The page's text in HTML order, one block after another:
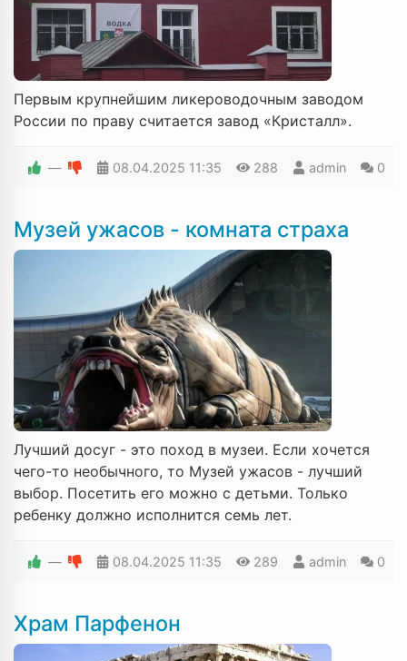
Первым крупнейшим ликероводочным заводом
России по праву считается завод «Кристалл».
— 08.04.2025 11:35 288 admin 0
Музей ужасов - комната страха
Лучший досуг - это поход в музеи. Если хочется
чего-то необычного, то Музей ужасов - лучший
выбор. Посетить его можно с детьми. Только
ребенку должно исполнится семь лет.
— 08.04.2025 11:35 289 admin 0
Храм Парфенон